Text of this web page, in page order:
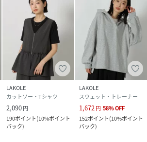
LAKOLE
カットソー・Tシャツ
2,090円
190ポイント(10%ポイント
バック)
LAKOLE
スウェット・トレーナー
1,672円 58%OFF
152ポイント(10%ポイント
バック)